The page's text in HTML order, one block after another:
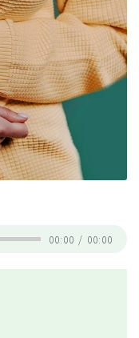
00:00 / 00:00